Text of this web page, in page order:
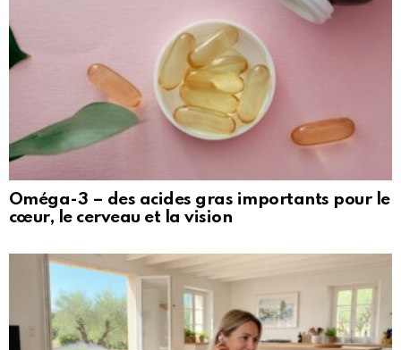
Oméga-3 – des acides gras importants pour le
cœur, le cerveau et la vision